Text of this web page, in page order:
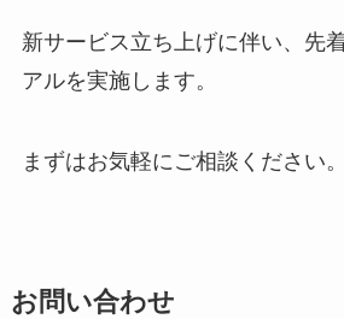
新サービス立ち上げに伴い、先
アルを実施します。
まずはお気軽にご相談ください。
お問い合わせ